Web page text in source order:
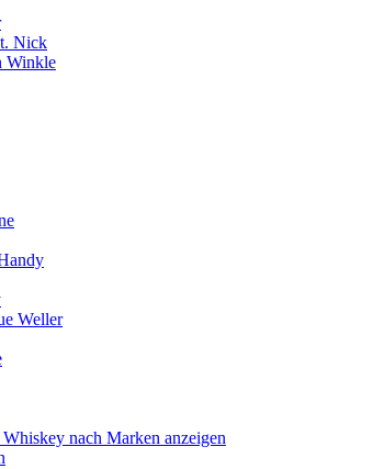
Nick
Winkle
Weller
nach Marken anzeigen